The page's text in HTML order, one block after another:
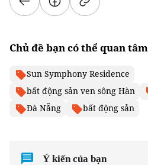
Chủ đề bạn có thể quan tâm
Sun Symphony Residence
bất động sản ven sông Hàn
Đà Nẵng
bất động sản
Ý kiến của bạn